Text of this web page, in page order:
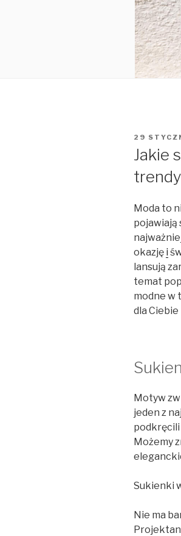
29
Jakie
Moda to
pojawiają
okazję i
lansują
temat
modne w
dla
Motyw
jeden z
podkręcili
Możemy
Sukienki
Nie ma